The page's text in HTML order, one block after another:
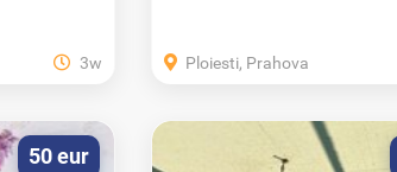
3w Ploiesti, Prahova
50 eur